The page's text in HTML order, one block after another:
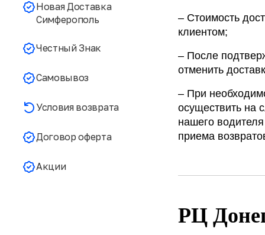
Новая Доставка
Симферополь
Честный Знак
Самовывоз
Условия возврата
Договор оферта
Акции
– Стоимость
клиентом;
– После
отменить
– При
осуществить на
нашего
приема
РЦ